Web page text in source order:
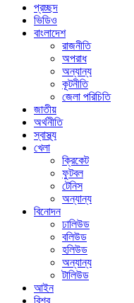
প্রচ্ছদ
ভিডিও
বাংলাদেশ
রাজনীতি
অপরাধ
অন্যান্য
কূটনীতি
জেলা পরিচিতি
জাতীয়
অর্থনীতি
স্বাস্থ্য
খেলা
ক্রিকেট
ফুটবল
টেনিস
অন্যান্য
বিনোদন
ঢালিউড
বলিউড
হলিউড
অন্যান্য
টালিউড
আইন
বিশ্ব